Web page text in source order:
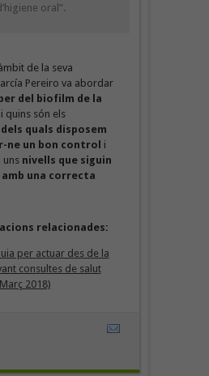
oral”.
de la seva
Pereiro va abordar
del biofilm de la
i quins són els
quals disposem
ne un bon control i
uns nivells que siguin
una correcta
relacionades:
per actuar des de la
consultes de salut
2018)